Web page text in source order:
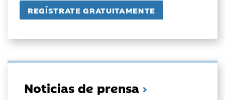
Noticias de prensa